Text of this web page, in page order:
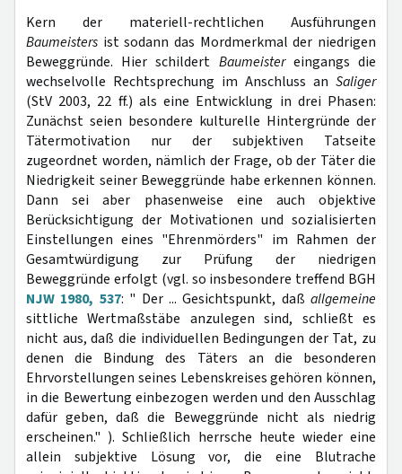
Kern der materiell-rechtlichen Ausführungen
Baumeisters ist sodann das Mordmerkmal der niedrigen
Beweggründe. Hier schildert Baumeistereingangs die
wechselvolle Rechtsprechung im Anschluss an Saliger
(StV 2003, 22 ff.) als eine Entwicklung in drei Phasen:
Zunächst seien besondere kulturelle Hintergründe der
Tätermotivation nur der subjektiven Tatseite
zugeordnet worden, nämlich der Frage, ob der Täter die
Niedrigkeit seiner Beweggründe habe erkennen können.
Dann sei aber phasenweise eine auch objektive
Berücksichtigung der Motivationen und sozialisierten
Einstellungen eines "Ehrenmörders" im Rahmen der
Gesamtwürdigung zur Prüfung der niedrigen
Beweggründe erfolgt (vgl. so insbesondere treffend BGH
NJW 1980, 537: " Der ... Gesichtspunkt, daß allgemeine
sittliche Wertmaßstäbe anzulegen sind, schließt es
nicht aus, daß die individuellen Bedingungen der Tat, zu
denen die Bindung des Täters an die besonderen
Ehrvorstellungen seines Lebenskreises gehören können,
in die Bewertung einbezogen werden und den Ausschlag
dafür geben, daß die Beweggründe nicht als niedrig
erscheinen." ). Schließlich herrsche heute wieder eine
allein subjektive Lösung vor, die eine Blutrache